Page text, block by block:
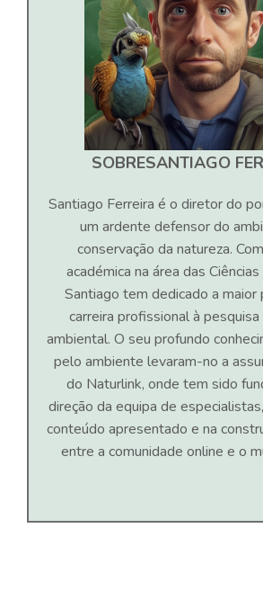
SOBRESANTIAGO
Santiago Ferreira é o diretor do
um ardente defensor do
conservação da natureza.
académica na área das
Santiago tem dedicado a maior
carreira profissional à pesquisa
ambiental. O seu profundo
pelo ambiente levaram-no a
do Naturlink, onde tem sido
direção da equipa de
conteúdo apresentado e na
entre a comunidade online e o